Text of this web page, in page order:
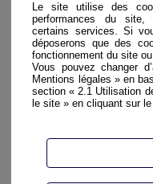
Le site utilise des
performances du site,
certains services. Si
déposerons que des
fonctionnement du site
Vous pouvez changer
Mentions légales » en
section « 2.1 Utilisation
le site » en cliquant sur